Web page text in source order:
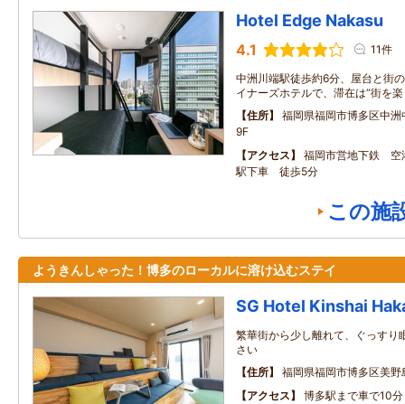
Hotel Edge Nakasu
4.1 11件
中洲川端駅徒歩約6分、屋台と街
イナーズホテルで、滞在は“街を
住所
福岡県福岡市博多区中
9F
アクセス
福岡市営地下鉄 空
駅下車 徒歩5分
この施
ようきんしゃった！博多のローカルに溶け込むステイ
SG Hotel Kinshai
繁華街から少し離れて、ぐっすり
さい
住所
福岡県福岡市博多区美野
アクセス
博多駅まで車で10分